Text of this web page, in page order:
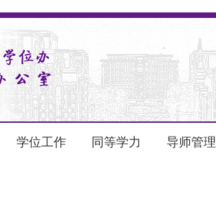
学位工作 同等学力 导师管理